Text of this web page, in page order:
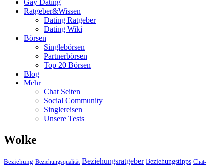
Gay Dating
Ratgeber&Wissen
Dating Ratgeber
Dating Wiki
Börsen
Singlebörsen
Partnerbörsen
Top 20 Börsen
Blog
Mehr
Chat Seiten
Social Community
Singlereisen
Unsere Tests
Wolke
Beziehung Beziehungsqualität Beziehungsratgeber Beziehungstipps Chat-